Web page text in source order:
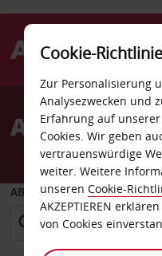
Avis
ABHOLEN VON
Cookie-
Zur Personalisierung
Analysezwecken und
Erfahrung auf
Cookies. Wir geben
vertrauenswürdige
weiter. Weitere
unseren Cookie-
AKZEPTIEREN
von Cookies